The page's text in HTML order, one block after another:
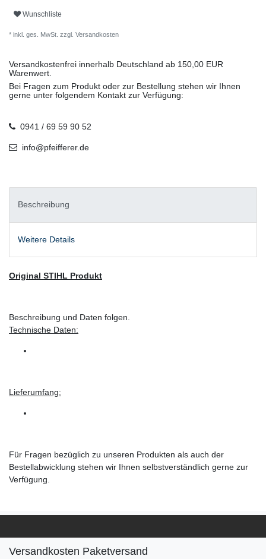
Wunschliste
* inkl. ges. MwSt. zzgl. Versandkosten
Versandkostenfrei innerhalb Deutschland ab 150,00 EUR
Warenwert.
Bei Fragen zum Produkt oder zur Bestellung stehen wir Ihnen
gerne unter folgendem Kontakt zur Verfügung:
0941 / 69 59 90 52
info@pfeifferer.de
Beschreibung
Weitere Details
Original STIHL Produkt
Beschreibung und Daten folgen.
Technische Daten:
Lieferumfang:
Für Fragen bezüglich zu unseren Produkten als auch der
Bestellabwicklung stehen wir Ihnen selbstverständlich gerne zur
Verfügung.
Versandkosten Paketversand